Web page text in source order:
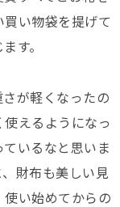
い物袋を提げて
す。
さが軽くなったの
えるようになっ
いるなと思いま
財布も美しい見
い始めてからの